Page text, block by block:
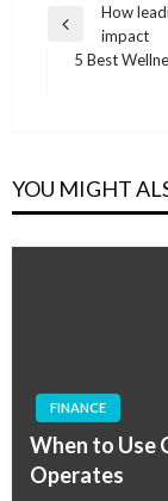
Post
navigation
Previous
Post
How
impact
5 Best
YOU MIGHT
FINANCE
When to Use
Operates